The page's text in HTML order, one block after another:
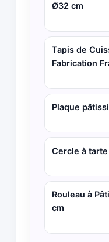
Ø32 cm
Tapis de
Fabrication
Plaque
Cercle à
Rouleau à
cm